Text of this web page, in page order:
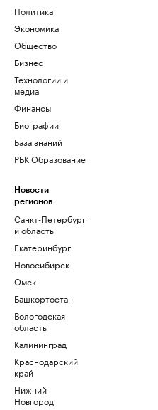
Политика
Экономика
Общество
Бизнес
Технологии и
медиа
Финансы
Биографии
База знаний
РБК Образование
Новости
регионов
Санкт-Петербург
и область
Екатеринбург
Новосибирск
Омск
Башкортостан
Вологодская
область
Калининград
Краснодарский
край
Нижний
Новгород